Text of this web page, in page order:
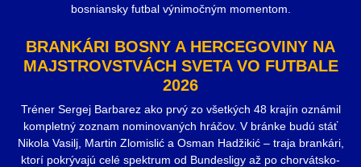
bosniansky futbal výnimočným momentom.
BRANKÁRI BOSNY A HERCEGOVINY NA
MAJSTROVSTVÁCH SVETA VO FUTBALE
2026
Tréner Sergej Barbarez ako prvý zo všetkých 48 krajín oznámil
kompletný zoznam nominovaných hráčov. V bránke budú stáť
Nikola Vasilj, Martin Zlomislić a Osman Hadžikić – traja brankári,
ktorí pokrývajú celé spektrum od Bundesligy až po chorvátsko-